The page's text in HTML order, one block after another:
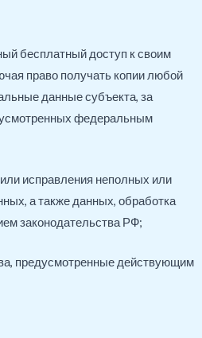
бесплатный доступ к своим
право получать копии любой
данные субъекта, за
федеральным
исправления неполных или
а также данных, обработка
законодательства РФ;
предусмотренные действующим